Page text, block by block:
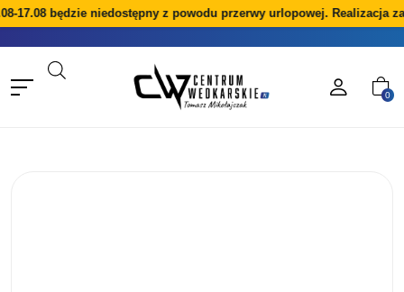
17.08 będzie niedostępny z powodu przerwy urlopowej. Realizacja
0